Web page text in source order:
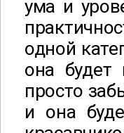
ума и
одной
она будет
просто
и она